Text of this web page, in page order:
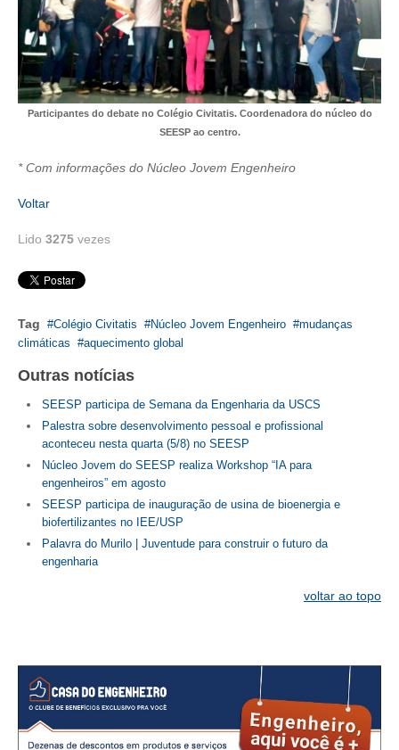
LEI 5.194/1966 – REGULAMENTAÇÃO DA PROFISSÃO
LEI 6.496/1977 – ART
RES 1.002/2002 – CÓDIGO DE ÉTICA
HOMOLOGAÇÕES
CARREIRA
AUTÔNOMOS E SERVIÇOS
NEWSLETTER
GUIA DAS ENGENHARIAS
CONTATO
CURSOS
ENGENHEIRO EMPREENDEDOR
BENEFÍCIOS
APOSENTADORIA
CONVÊNIOS
Participantes do debate no Colégio Civitatis. Coordenadora do núcleo do
SEESP ao centro.
* Com informações do Núcleo Jovem Engenheiro
Voltar
Lido 3275 vezes
Tag Colégio Civitatis Núcleo Jovem Engenheiro
mudanças
climáticas
aquecimento global
Outras notícias
SEESP participa de Semana da Engenharia da USCS
Palestra sobre desenvolvimento pessoal e profissional
aconteceu nesta quarta (5/8) no SEESP
Núcleo Jovem do SEESP realiza Workshop “IA para
engenheiros” em agosto
SEESP participa de inauguração de usina de bioenergia e
biofertilizantes no IEE/USP
Palavra do Murilo | Juventude para construir o futuro da
engenharia
voltar ao topo